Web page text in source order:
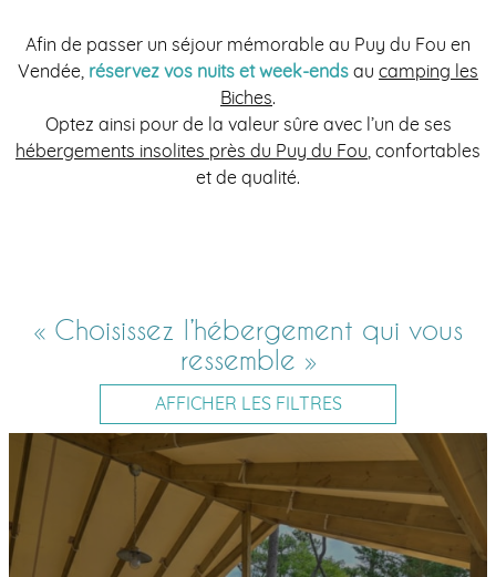
Afin de passer un séjour mémorable au Puy du Fou en
Vendée, réservez vos nuits et week-ends au camping les
Biches.
Optez ainsi pour de la valeur sûre avec l’un de ses
hébergements insolites près du Puy du Fou , confortables
et de qualité.
« Choisissez l’hébergement qui vous
ressemble »
AFFICHER LES FILTRES